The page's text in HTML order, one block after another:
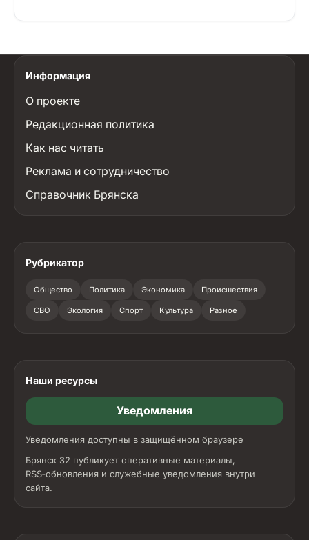
Информация
О проекте
Редакционная политика
Как нас читать
Реклама и сотрудничество
Справочник Брянска
Рубрикатор
Общество Политика Экономика Происшествия
СВО Экология Спорт Культура Разное
Наши ресурсы
Уведомления
Уведомления доступны в защищённом браузере
Брянск 32 публикует оперативные материалы,
RSS‑обновления и служебные уведомления внутри
сайта.